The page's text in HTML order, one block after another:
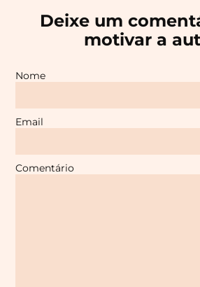
Deixe um
motivar a
Nome
Email
Comentário